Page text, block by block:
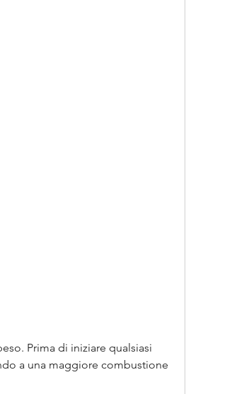
a una maggiore combustione